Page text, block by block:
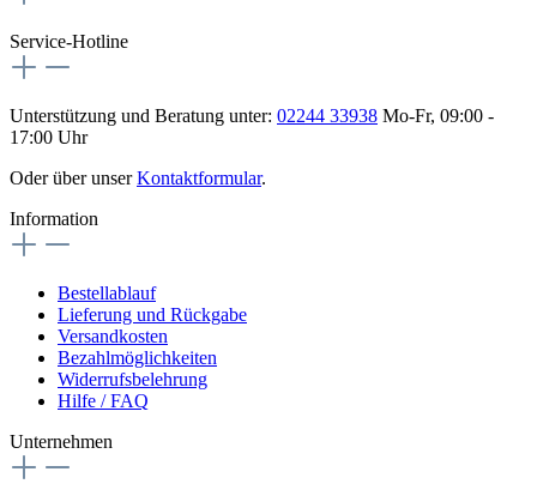
Service-Hotline
Unterstützung und Beratung unter: 02244 33938 Mo-Fr, 09:00 -
17:00 Uhr
Oder über unserKontaktformular.
Information
Bestellablauf
Lieferung und Rückgabe
Versandkosten
Bezahlmöglichkeiten
Widerrufsbelehrung
Hilfe / FAQ
Unternehmen